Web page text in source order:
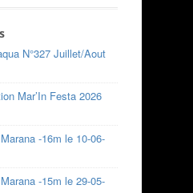
N°327 Juillet/Aout
Mar’In Festa 2026
-16m le 10-06-
-15m le 29-05-